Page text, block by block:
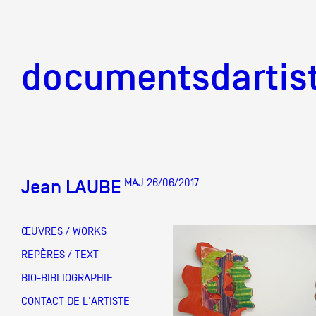
Mission
Équipe
Jean LAUBE MAJ 26/06/2017
ŒUVRES / WORKS
REPÈRES / TEXT
BIO-BIBLIOGRAPHIE
CONTACT DE L'ARTISTE